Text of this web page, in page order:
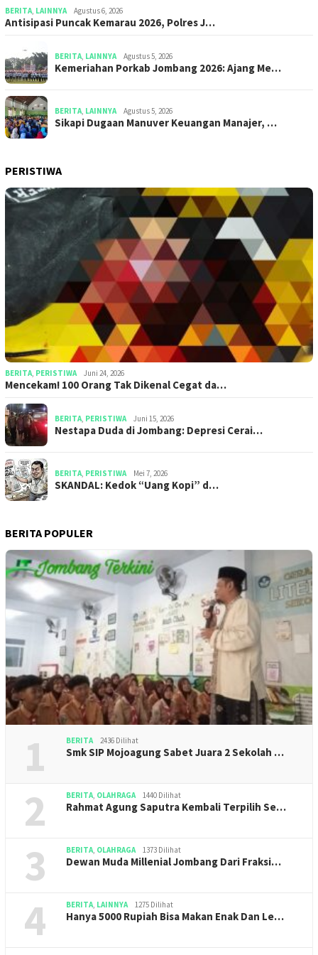
BERITA, LAINNYA Agustus 6, 2026
Antisipasi Puncak Kemarau 2026, Polres J…
BERITA, LAINNYA Agustus 5, 2026
Kemeriahan Porkab Jombang 2026: Ajang Me…
BERITA, LAINNYA Agustus 5, 2026
Sikapi Dugaan Manuver Keuangan Manajer, …
PERISTIWA
BERITA, PERISTIWA Juni 24, 2026
Mencekam! 100 Orang Tak Dikenal Cegat da…
BERITA, PERISTIWA Juni 15, 2026
​​Nestapa Duda di Jombang: Depresi Cerai…
BERITA, PERISTIWA Mei 7, 2026
SKANDAL: Kedok “Uang Kopi” d…
BERITA POPULER
1 BERITA 2436 Dilihat
Smk SIP Mojoagung Sabet Juara 2 Sekolah …
2 BERITA, OLAHRAGA 1440 Dilihat
Rahmat Agung Saputra Kembali Terpilih Se…
3 BERITA, OLAHRAGA 1373 Dilihat
Dewan Muda Millenial Jombang Dari Fraksi…
4 BERITA, LAINNYA 1275 Dilihat
Hanya 5000 Rupiah Bisa Makan Enak Dan Le…